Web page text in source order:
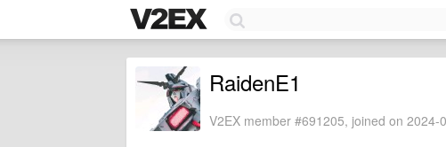
RaidenE1
V2EX member #691205, joined on 2024-